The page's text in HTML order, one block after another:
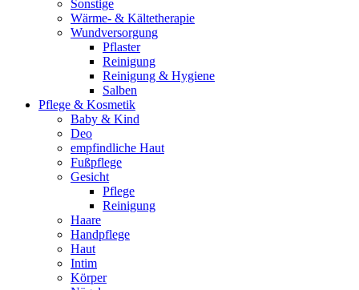
Sonstige
Wärme- & Kältetherapie
Wundversorgung
Pflaster
Reinigung
Reinigung & Hygiene
Salben
Pflege & Kosmetik
Baby & Kind
Deo
empfindliche Haut
Fußpflege
Gesicht
Pflege
Reinigung
Haare
Handpflege
Haut
Intim
Körper